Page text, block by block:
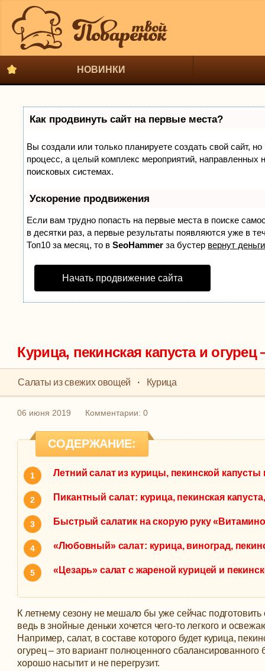
НОВИНКИ
Как продвинуть сайт на первые места?
Вы создали или только планируете создать свой сайт,
процесс, а целый комплекс мероприятий, направленных
поисковых системах.
Ускорение продвижения
Если вам трудно попасть на первые места в поиске
в десятки раз, а первые результаты появляются уже в
Топ10 за месяц, то вSeoHammer за бустер вернут
Начать продвижение сайта
Курица, пекинская капуста и
Салаты из свежих овощей · Курица
06 июня 2019 Комментарии: 0
СОДЕРЖАНИЕ:
Летний салат из курицы, пекинской капусты
Пикантный салат: курица, пекинская
Быстрый салатик на скорую руку
«Любовный» салат: курица, виноград,
«Цезарь» салат с жареной курицей и
К летнему сезону не мешало бы уже сейчас
ведь в знойные деньки хочется чего-то легкого и
Например, салат, в составе которого будет курица,
огурец – это вариант полноценного сбалансированного
хорошо насытит и не перегрузит.